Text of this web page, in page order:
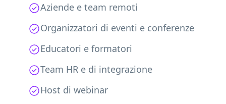
Aziende e team remoti
Organizzatori di eventi e conferenze
Educatori e formatori
Team HR e di integrazione
Host di webinar